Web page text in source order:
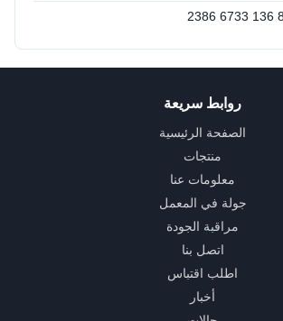
روابط سريعة
الصفحة الرئيسية
منتجات
معلومات عنا
جولة في المعمل
مراقبة الجودة
اتصل بنا
اطلب اقتباس
أخبار